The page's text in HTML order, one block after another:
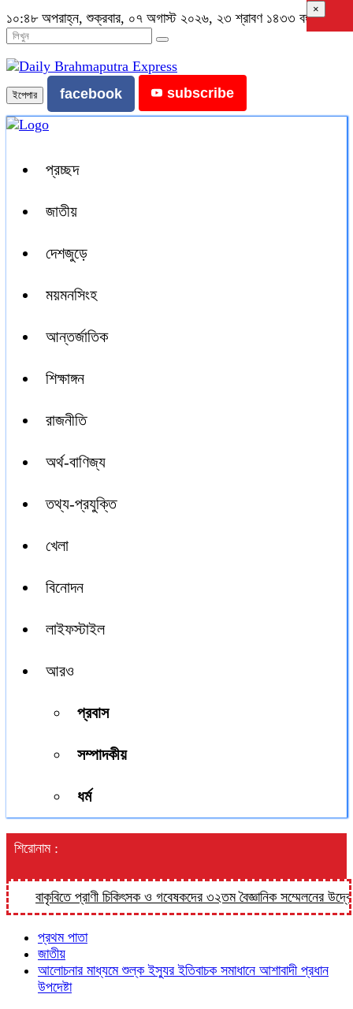
১০:৪৮ অপরাহ্ন, শুক্রবার, ০৭ অগাস্ট ২০২৬, ২৩ শ্রাবণ ১৪৩৩ বঙ্গাব্দ
ইপেপার facebook subscribe
প্রচ্ছদ
জাতীয়
দেশজুড়ে
ময়মনসিংহ
আন্তর্জাতিক
শিক্ষাঙ্গন
রাজনীতি
অর্থ-বাণিজ্য
তথ্য-প্রযুক্তি
খেলা
বিনোদন
লাইফস্টাইল
আরও
প্রবাস
সম্পাদকীয়
ধর্ম
শিরোনাম :
বাকৃবিতে প্রাণী চিকিৎসক ও গবেষকদের ৩২তম বৈজ্ঞানিক সম্মেলনের উদ্বোধন
×
প্রথম পাতা
জাতীয়
আলোচনার মাধ্যমে শুল্ক ইস্যুর ইতিবাচক সমাধানে আশাবাদী প্রধান
উপদেষ্টা